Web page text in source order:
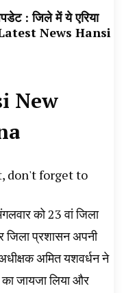
Weather Alert
Haryana, Haryana
Porotet Update,
Kisan Protest
Haryana News,
: जिले में ये एरिया
Latest News Hansi
New
don't forget to
को 23 वां जिला
जिला प्रशासन अपनी
अमित यशवर्धन ने
का जायजा लिया और